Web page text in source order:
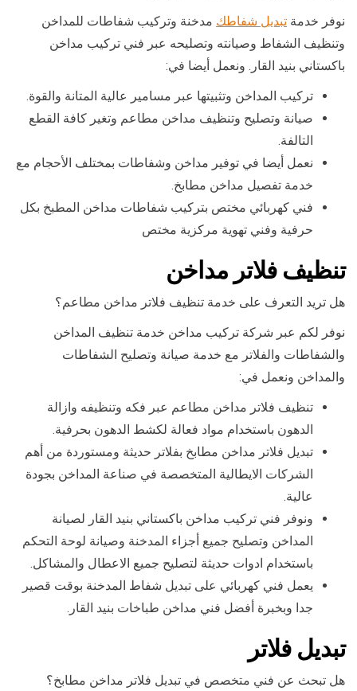
نوفر خدمة تبديل شفاطك مدخنة وتركيب شفاطات للمداخن
وتنظيف الشفاط وصيانته وتصليحه عبر فني تركيب مداخن
باكستاني بنيد القار. ونعمل أيضا في:
تركيب المداخن وتثبيتها عبر مسامير عالية المتانة والقوة.
صيانة وتصليح وتنظيف مداخن مطاعم وتغير كافة القطع
التالفة.
نعمل أيضا في توفير مداخن وشفاطات بمختلف الأحجام مع
خدمة تفصيل مداخن مطابخ.
فني كهربائي مختص بتركيب شفاطات مداخن المطبخ بكل
حرفية وفني تهوية مركزية مختص
تنظيف فلاتر مداخن
هل تريد التعرف على خدمة تنظيف فلاتر مداخن مطاعم؟
نوفر لكم عبر شركة تركيب مداخن خدمة تنظيف المداخن
والشفاطات والفلاتر مع خدمة صيانة وتصليح الشفاطات
والمداخن ونعمل في:
تنظيف فلاتر مداخن مطاعم عبر فكه وتنظيفه وازالة
الدهون باستخدام مواد فعالة لكشط الدهون بحرفية.
تبديل فلاتر مداخن مطابخ بفلاتر حديثة ومستوردة من أهم
الشركات الايطالية المتخصصة في صناعة المداخن بجودة
عالية.
ونوفر فني تركيب مداخن باكستاني بنيد القار لصيانة
المداخن وتصليح جميع أجزاء المدخنة وصيانة لوحة التحكم
باستخدام ادوات حديثة لتصليح جميع الاعطال والمشاكل.
يعمل فني كهربائي على تبديل شفاط المدخنة بوقت قصير
جدا وبخبرة أفضل فني مداخن طباخات بنيد القار.
تبديل فلاتر
هل تبحث عن فني متخصص في تبديل فلاتر مداخن مطابخ؟